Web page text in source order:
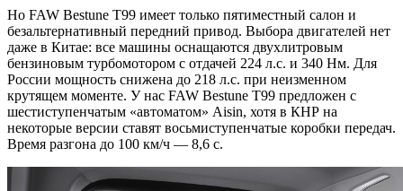
Но FAW Bestune T99 имеет только пятиместный салон и
безальтернативный передний привод. Выбора двигателей нет
даже в Китае: все машины оснащаются двухлитровым
бензиновым турбомотором с отдачей 224 л.с. и 340 Нм. Для
России мощность снижена до 218 л.с. при неизменном
крутящем моменте. У нас FAW Bestune T99 предложен с
шестиступенчатым «автоматом» Aisin, хотя в КНР на
некоторые версии ставят восьмиступенчатые коробки передач.
Время разгона до 100 км/ч — 8,6 с.